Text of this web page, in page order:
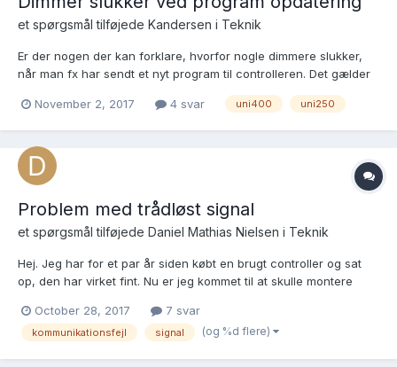
et spørgsmål tilføjede Kandersen i Teknik
Er der nogen der kan forklare, hvorfor nogle dimmere slukker,
når man fx har sendt et nyt program til controlleren. Det gælder
ø80 dimmerne de slukker ikke?? Jeg synes ikke jeg kan finde
November 2, 2017 4 svar uni400 uni250
Problem med trådløst signal
et spørgsmål tilføjede Daniel Mathias Nielsen i Teknik
Hej. Jeg har for et par år siden købt en brugt controller og sat
op, den har virket fint. Nu er jeg kommet til at skulle montere
intet signal. Kan man på nogen måde teste om antenne
tilslutningen i controlleren virker? Ell...
October 28, 2017 7 svar
kommunikationsfejl signal (og %d flere)